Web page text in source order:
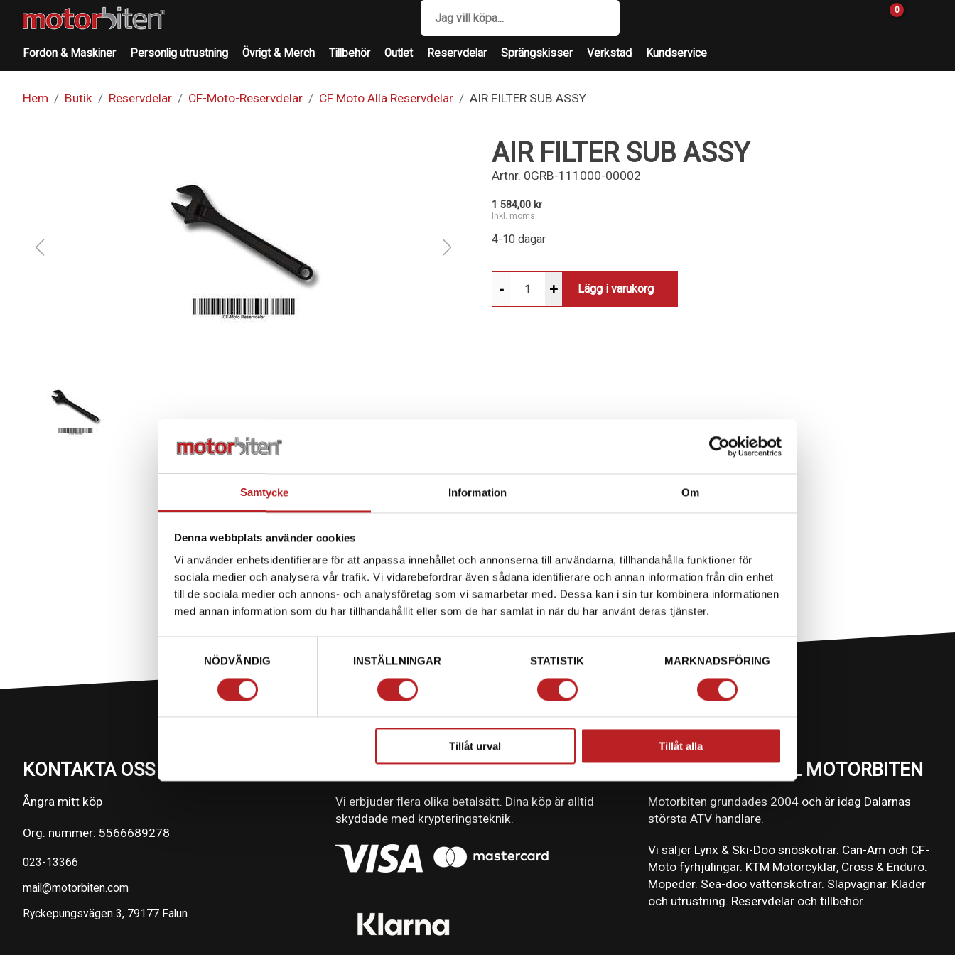
Samtycke Information Om
Denna webbplats använder cookies
Vi använder enhetsidentifierare för att anpassa innehållet och annonserna till användarna, tillhandahålla funktioner för
sociala medier och analysera vår trafik. Vi vidarebefordrar även sådana identifierare och annan information från din enhet
till de sociala medier och annons- och analysföretag som vi samarbetar med. Dessa kan i sin tur kombinera informationen
med annan information som du har tillhandahållit eller som de har samlat in när du har använt deras tjänster.
NÖDVÄNDIG
INSTÄLLNINGAR STATISTIK MARKNADSFÖRING
Tillåt urval Tillåt alla
0
Fordon & Maskiner Personlig utrustning Övrigt & Merch Tillbehör Outlet Reservdelar Sprängskisser Verkstad Kundservice
Hem Butik Reservdelar CF-Moto-Reservdelar CF Moto Alla Reservdelar AIR FILTER SUB ASSY
AIR FILTER SUB ASSY
Artnr. 0GRB-111000-00002
1 584,00 kr
Inkl. moms
4-10 dagar
- + Lägg i varukorg
KONTAKTA OSS PÅ MOTORBITEN
Ångra mitt köp
Org. nummer: 5566689278
023-13366
mail@motorbiten.com
Ryckepungsvägen 3, 79177 Falun
BETALNING
Vi erbjuder flera olika betalsätt. Dina köp är alltid
skyddade med krypteringsteknik.
VÄLKOMMEN TILL MOTORBITEN
Motorbiten grundades 2004 och är idag Dalarnas
största ATV handlare.
Vi säljer Lynx & Ski-Doo snöskotrar. Can-Am och CF-
Moto fyrhjulingar. KTM Motorcyklar, Cross & Enduro.
Mopeder. Sea-doo vattenskotrar. Släpvagnar. Kläder
och utrustning. Reservdelar och tillbehör.